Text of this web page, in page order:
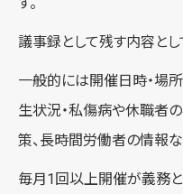
議事録として残す内容とし
一般的には開催日時・場
生状況・私傷病や休職者
策、長時間労働者の情報な
毎月1回以上開催が義務と